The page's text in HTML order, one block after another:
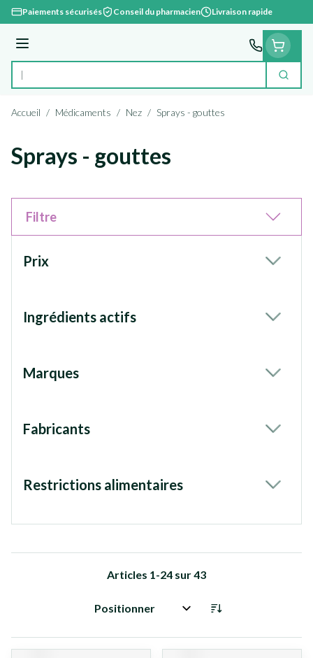
Aller au contenu
Paiements sécurisés Conseil du pharmacien Livraison rapide
Menu
Rechercher
Accueil / Médicaments / Nez / Sprays - gouttes
Sprays - gouttes
Filtre
Prix
Ingrédients actifs
Marques
Fabricants
Restrictions alimentaires
Articles 1-24 sur43
Trier par: